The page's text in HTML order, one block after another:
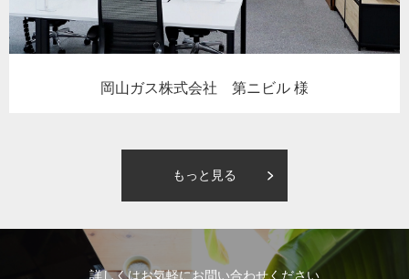
岡山ガス株式会社 第ニビル 様
もっと見る
詳しくはお気軽にお問い合わせください